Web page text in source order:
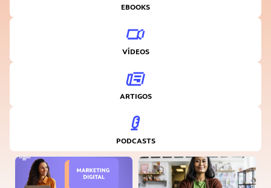
EBOOKS
VÍDEOS
ARTIGOS
PODCASTS